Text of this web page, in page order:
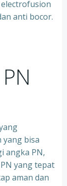
anti bocor.
yang bisa
angka PN,
yang tepat
aman dan